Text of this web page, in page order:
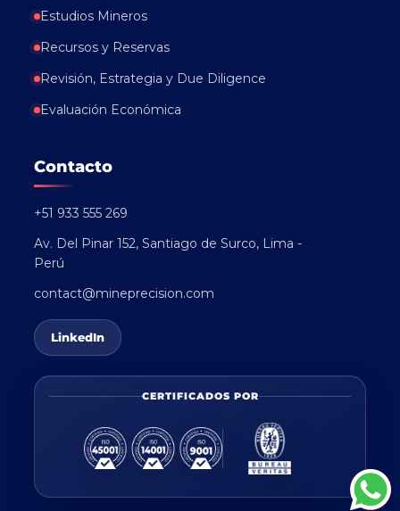
Estudios Mineros
Recursos y Reservas
Revisión, Estrategia y Due Diligence
Evaluación Económica
Contacto
+51 933 555 269
Av. Del Pinar 152, Santiago de Surco, Lima -
Perú
contact@mineprecision.com
LinkedIn
CERTIFICADOS POR